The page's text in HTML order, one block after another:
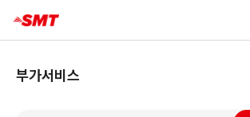
부가서비스